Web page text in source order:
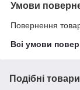
Умови
Повернення
Всі умови
Подібні